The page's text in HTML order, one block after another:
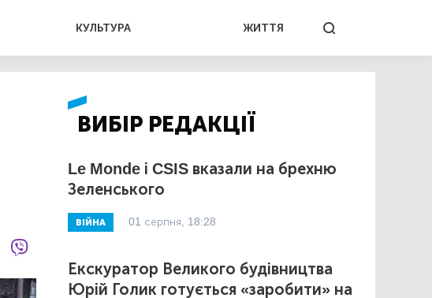
КУЛЬТУРА ЖИТТЯ
ВИБІР РЕДАКЦІЇ
Le Monde і CSIS вказали на брехню
Зеленського
ВІЙНА 01 серпня, 18:28
Екскуратор Великого будівництва
Юрій Голик готується «заробити» на